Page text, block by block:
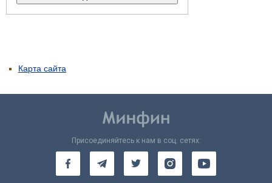
Карта сайта
Присоединяйтесь к нам в соц. сетях: